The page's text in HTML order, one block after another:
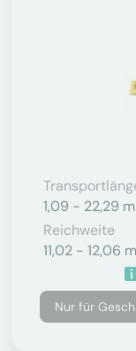
1,09 - 22,29 m
Reichweite
11,02 - 12,06 m
Nur für